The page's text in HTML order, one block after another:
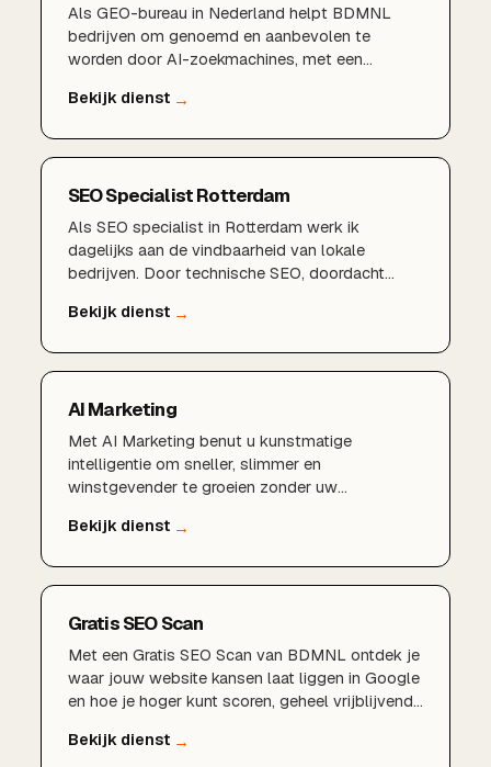
Als GEO-bureau in Nederland helpt BDMNL
bedrijven om genoemd en aanbevolen te
worden door AI-zoekmachines, met een
SEO Specialist Rotterdam
Als SEO specialist in Rotterdam werk ik
dagelijks aan de vindbaarheid van lokale
bedrijven. Door technische SEO, doordacht
Bedrijfsprofiel en lokale content te combineren,
AI Marketing
Met AI Marketing benut u kunstmatige
intelligentie om sneller, slimmer en
winstgevender te groeien zonder uw
marketingstrategieSlimme content met
marketingbudget
Gratis SEO Scan
Met een Gratis SEO Scan van BDMNL ontdek je
waar jouw website kansen laat liggen in Google
en hoe je hoger kunt scoren, geheel vrijblijvend